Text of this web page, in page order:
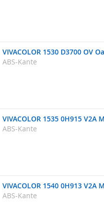
VIVACOLOR 1530 D3700 OV
ABS-Kante
VIVACOLOR 1535 0H915
ABS-Kante
VIVACOLOR 1540 0H913 V2A
ABS-Kante